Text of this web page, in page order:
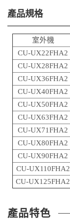
產品規格
室外機
CU-UX22FHA2
CU-UX28FHA2
CU-UX36FHA2
CU-UX40FHA2
CU-UX50FHA2
CU-UX63FHA2
CU-UX71FHA2
CU-UX80FHA2
CU-UX90FHA2
CU-UX110FHA2
CU-UX125FHA2
產品特色